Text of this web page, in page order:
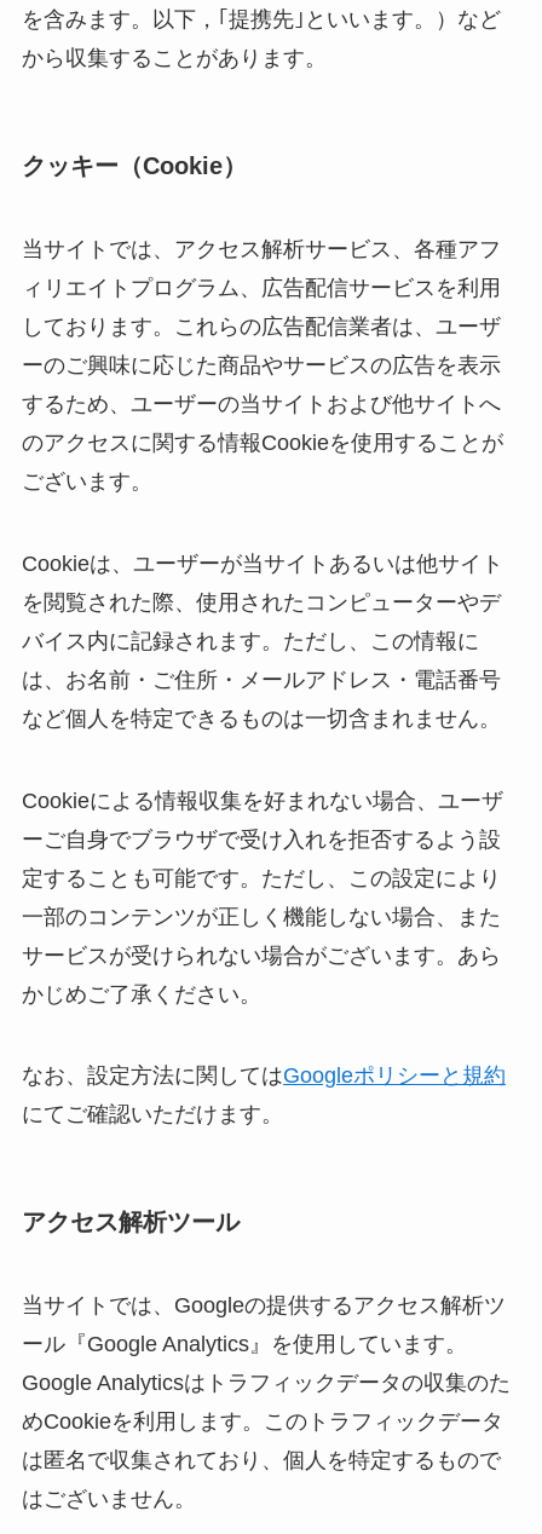
を含みます。以下，｢提携先｣といいます。）など
から収集することがあります。
クッキー（Cookie）
当サイトでは、アクセス解析サービス、各種アフ
ィリエイトプログラム、広告配信サービスを利用
しております。これらの広告配信業者は、ユーザ
ーのご興味に応じた商品やサービスの広告を表示
するため、ユーザーの当サイトおよび他サイトへ
のアクセスに関する情報Cookieを使用することが
ございます。
Cookieは、ユーザーが当サイトあるいは他サイト
を閲覧された際、使用されたコンピューターやデ
バイス内に記録されます。ただし、この情報に
は、お名前・ご住所・メールアドレス・電話番号
など個人を特定できるものは一切含まれません。
Cookieによる情報収集を好まれない場合、ユーザ
ーご自身でブラウザで受け入れを拒否するよう設
定することも可能です。ただし、この設定により
一部のコンテンツが正しく機能しない場合、また
サービスが受けられない場合がございます。あら
かじめご了承ください。
なお、設定方法に関してはGoogleポリシーと規約
にてご確認いただけます。
アクセス解析ツール
当サイトでは、Googleの提供するアクセス解析ツ
ール『Google Analytics』を使用しています。
Google Analyticsはトラフィックデータの収集のた
めCookieを利用します。このトラフィックデータ
は匿名で収集されており、個人を特定するもので
はございません。